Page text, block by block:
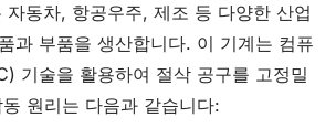
자동차, 항공우주, 제조 등 다양한 산업
과 부품을 생산합니다. 이 기계는 컴퓨
기술을 활용하여 절삭 공구를 고정밀
원리는 다음과 같습니다: